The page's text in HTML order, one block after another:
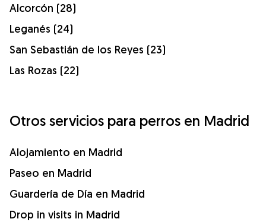
Alcorcón (28)
Leganés (24)
San Sebastián de los Reyes (23)
Las Rozas (22)
Otros servicios para perros en Madrid
Alojamiento en Madrid
Paseo en Madrid
Guardería de Día en Madrid
Drop in visits in Madrid